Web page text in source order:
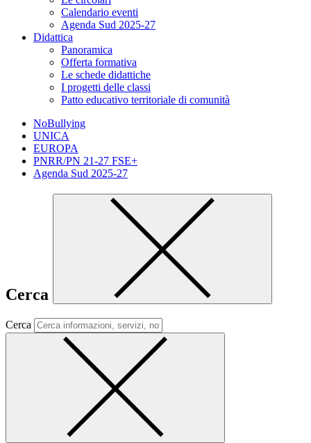
Calendario eventi
Agenda Sud 2025-27
Didattica
Panoramica
Offerta formativa
Le schede didattiche
I progetti delle classi
Patto educativo territoriale di comunità
NoBullying
UNICA
EUROPA
PNRR/PN 21-27 FSE+
Agenda Sud 2025-27
Cerca
Cerca